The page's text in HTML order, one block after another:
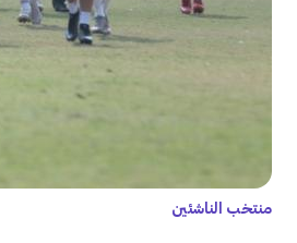
منتخب الناشئين